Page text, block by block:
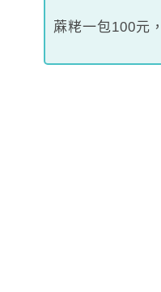
蔴粩一包100元